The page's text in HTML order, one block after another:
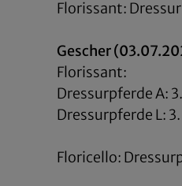
Florissant:
Gescher
Florissant:
Dressurpferde
Dressurpferde L:
Floricello: